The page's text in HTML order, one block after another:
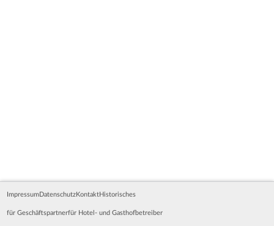
Impressum Datenschutz Kontakt Historisches
für Geschäftspartnerfür Hotel- und Gasthofbetreiber